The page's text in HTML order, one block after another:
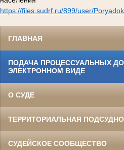
https://files.sudrf.ru/899/user/
ГЛАВНАЯ
ПОДАЧА ПРОЦЕССУАЛЬНЫХ
ЭЛЕКТРОННОМ ВИДЕ
О СУДЕ
ТЕРРИТОРИАЛЬНАЯ
СУДЕЙСКОЕ СООБЩЕСТВО